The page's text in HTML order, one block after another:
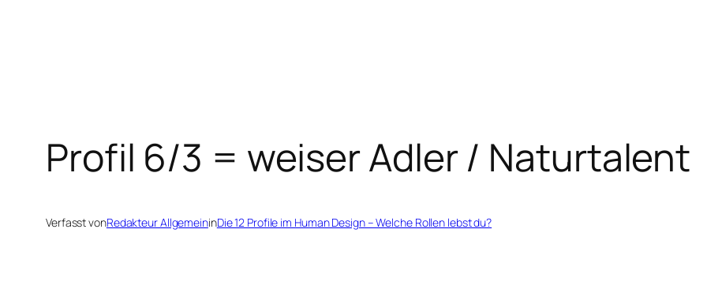
Profil 6/3 = weiser Adler / Naturtalent
Verfasst vonRedakteur AllgemeininDie 12 Profile im Human Design – Welche Rollen lebst du?